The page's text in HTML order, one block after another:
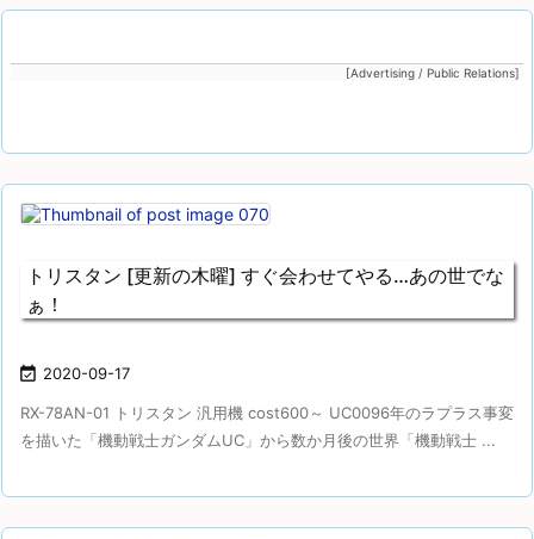
[Advertising / Public Relations]
トリスタン [更新の木曜] すぐ会わせてやる…あの世でな
ぁ！
 2020-09-17
RX-78AN-01 トリスタン 汎用機 cost600～ UC0096年のラプラス事変
を描いた「機動戦士ガンダムUC」から数か月後の世界「機動戦士 ...